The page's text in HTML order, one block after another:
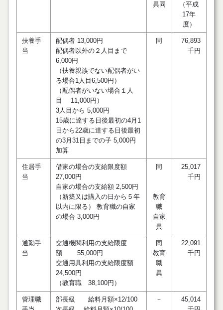
異同
（平成
17年
度）
扶養手
当
配偶者 13,000円
配偶者以外の２人目まで
6,000円
（扶養親族でない配偶者がい
る場合1人目6,500円）
（配偶者がいない場合１人
目 11,000円）
3人目から 5,000円
15歳に達する日後最初の4月1
日から22歳に達する日後最初
の3月31日までの子 5,000円
加算
同
76,893
千円
住居手
当
借家の場合の支給限度額
27,000円
自家の場合の支給額 2,500円
（新築又は購入の日から５年
以内に限る）
教育職の自家
の場合 3,000円
同
教育
職
自家
異
25,017
千円
通勤手
当
交通機関利用の支給限度
額 55,000円
交通用具利用の支給限度額
24,500円
（教育職 38,100円）
同
教育
職
異
22,091
千円
管理職
部長級 給料月額×12/100
－
45,014